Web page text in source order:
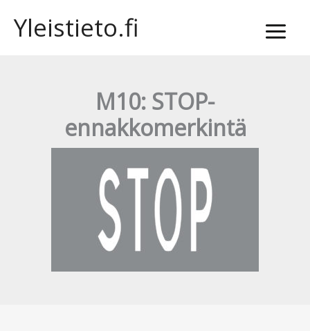
sisältöön
Yleistieto.fi
M10: STOP-
ennakkomerkintä